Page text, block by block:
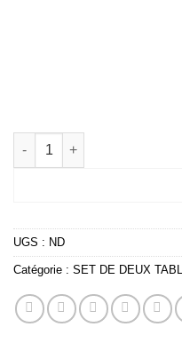
quantité de Green Abstract
UGS : ND
Catégorie : SET DE DEUX